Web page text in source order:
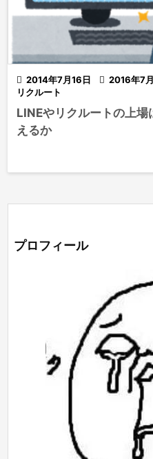
 2014年7月16日  2016年7
リクルート
LINEやリクルートの上
えるか
プロフィール